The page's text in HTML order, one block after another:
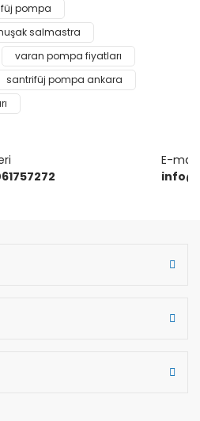
Yaz
veya görüntülenemiyor.
bilgiler bulunuyor.
bulunuyor.
daha pahalı.
olmalı.
pompa
salmastra
varan pompa fiyatları
santrifüj pompa ankara
E-mail